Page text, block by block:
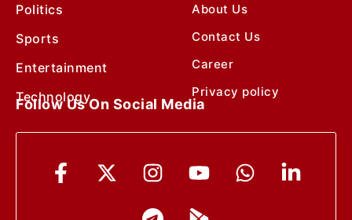
Politics
Sports
Entertainment
Technology
About Us
Contact Us
Career
Privacy policy
Follow Us On Social Media